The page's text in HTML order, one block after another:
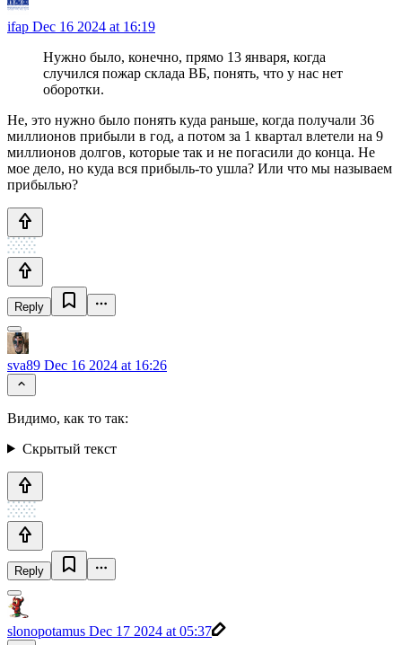
ifap Dec 16 2024 at 16:19
Нужно было, конечно, прямо 13 января, когда
случился пожар склада ВБ, понять, что у нас нет
оборотки.
Не, это нужно было понять куда раньше, когда получали 36
миллионов прибыли в год, а потом за 1 квартал влетели на 9
миллионов долгов, которые так и не погасили до конца. Не
мое дело, но куда вся прибыль-то ушла? Или что мы называем
прибылью?
Reply
sva89 Dec 16 2024 at 16:26
Видимо, как то так:
Скрытый текст
Reply
slonopotamus Dec 17 2024 at 05:37